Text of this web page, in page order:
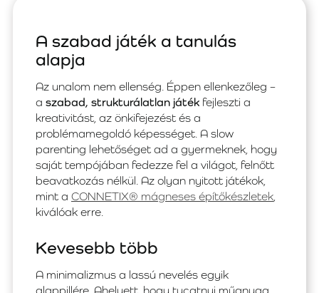
A szabad játék a tanulás
alapja
Az unalom nem ellenség. Éppen ellenkezőleg –
a szabad, strukturálatlan játék fejleszti a
kreativitást, az önkifejezést és a
problémamegoldó képességet. A slow
parenting lehetőséget ad a gyermeknek, hogy
saját tempójában fedezze fel a világot, felnőtt
beavatkozás nélkül. Az olyan nyitott játékok,
mint a CONNETIX® mágneses építőkészletek,
kiválóak erre.
Kevesebb több
A minimalizmus a lassú nevelés egyik